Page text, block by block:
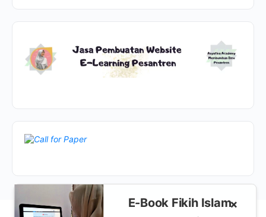
×
E-Book Fikih Islam